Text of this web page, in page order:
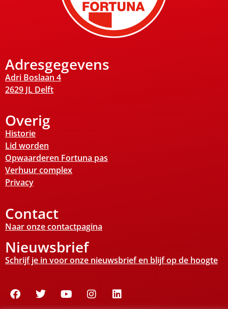
Adresgegevens
Adri Boslaan 4
2629 JL Delft
Overig
Historie
Lid worden
Opwaarderen Fortuna pas
Verhuur complex
Privacy
Contact
Naar onze contactpagina
Nieuwsbrief
Schrijf je in voor onze nieuwsbrief en blijf op de hoogte